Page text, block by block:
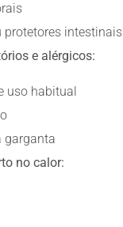
protetores intestinais
e alérgicos:
uso habitual
garganta
no calor: